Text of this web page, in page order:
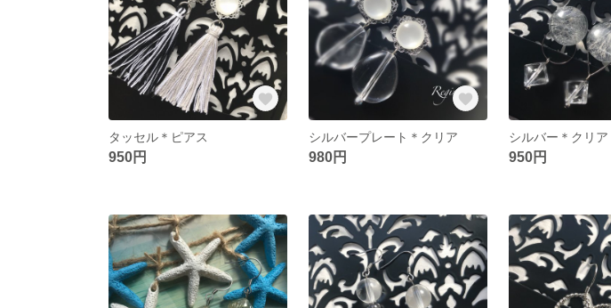
タッセル＊ピアス
950円
シルバープレート＊クリア
980円
シルバー＊クリア
950円